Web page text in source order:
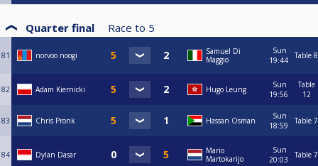
Quarter final Race to 5
81 norvoo noogi
Samuel Di
Maggio
Sun
19:44
Table 8
82 Adam Kiernicki Hugo Leung
Sun
19:56
Table
12
83 Chris Pronk Hassan Osman
Sun
18:59
Table 7
84 Dylan Dasar
Mario
Martokarijo
Sun
20:03
Table 7